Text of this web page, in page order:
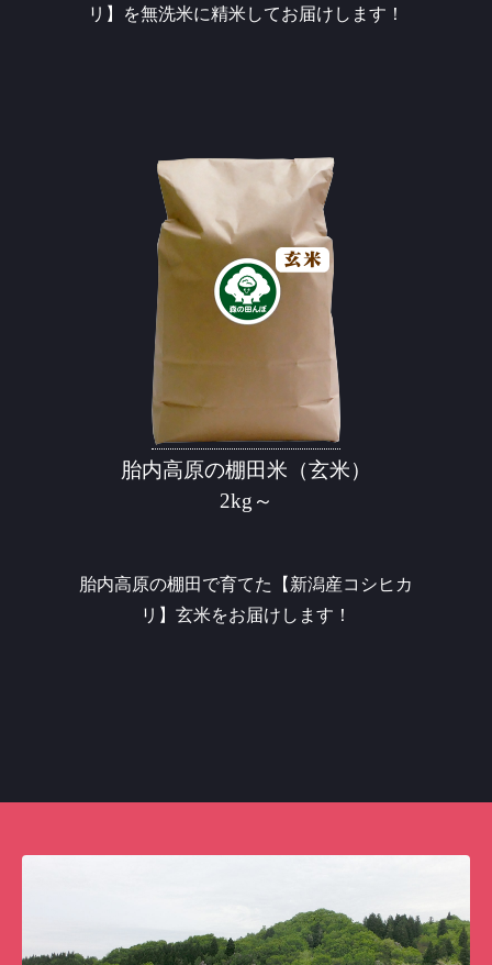
リ】を無洗米に精米してお届けします！
胎内高原の棚田米（玄米）
2kg～
胎内高原の棚田で育てた【新潟産コシヒカ
リ】玄米をお届けします！